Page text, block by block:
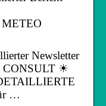
Newsletter
CONSULT ☀
…